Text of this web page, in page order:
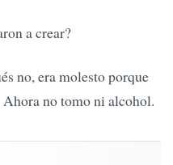
a crear?
no, era molesto porque
Ahora no tomo ni alcohol.